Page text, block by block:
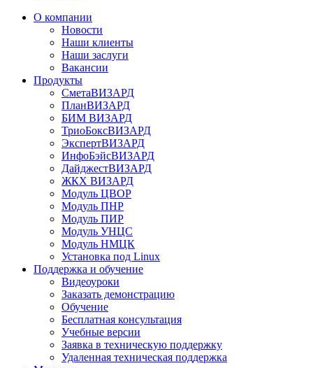
О компании
Новости
Наши клиенты
Наши заслуги
Вакансии
Продукты
СметаВИЗАРД
ПланВИЗАРД
БИМ ВИЗАРД
ТриоБоксВИЗАРД
ЭкспертВИЗАРД
ИнфоБэйсВИЗАРД
ДайджестВИЗАРД
ЖКХ ВИЗАРД
Модуль ЦВОР
Модуль ПНР
Модуль ПИР
Модуль УНЦС
Модуль НМЦК
Установка под Linux
Поддержка и обучение
Видеоуроки
Заказать демонстрацию
Обучение
Бесплатная консультация
Учебные версии
Заявка в техническую поддержку
Удаленная техническая поддержка